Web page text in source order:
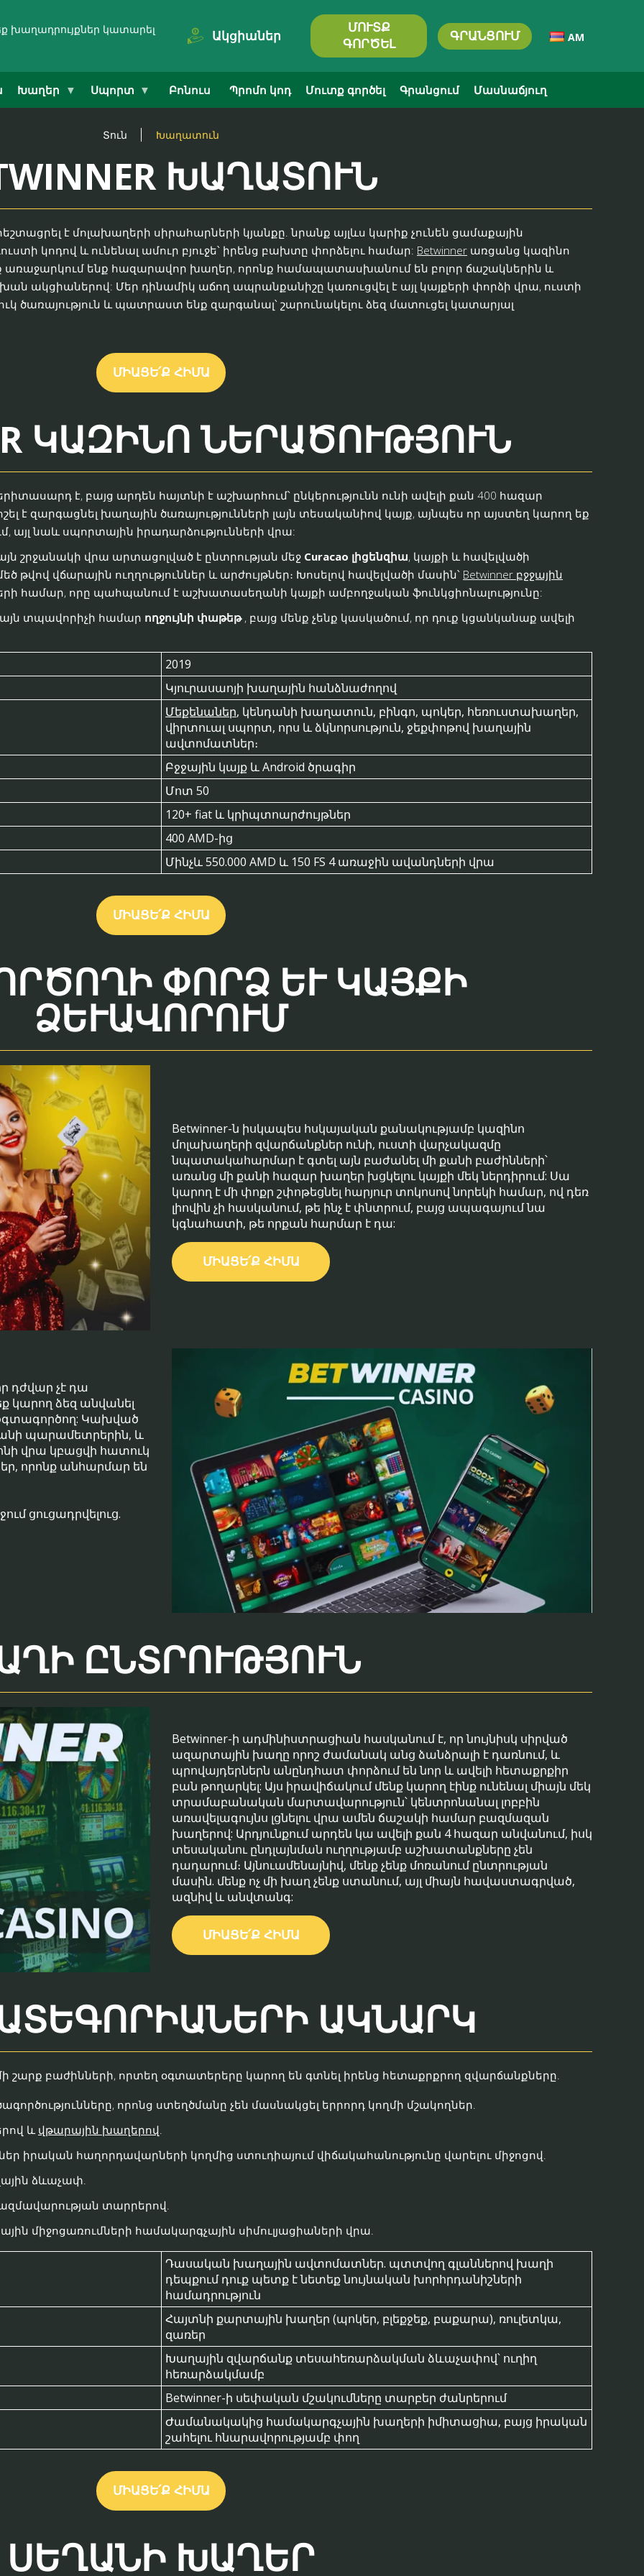
խաղադրույքներ կատարել Ակցիաներ
ՄՈՒՏՔ
ԳՈՐԾԵԼ
ԳՐԱՆՑՈՒՄ AM
Խաղեր Սպորտ Բոնուս Պրոմո կոդ Մուտք գործել Գրանցում Մասնաճյուղ
Տուն Խաղատուն
ԽԱՂԱՏՈՒՆ
է մոլախաղերի սիրահարների կյանքը. նրանք այլևս կարիք չունեն ցամաքային
կոդով և ունենալ ամուր բյուջե՝ իրենց բախտը փորձելու համար: Betwinner առցանց կազինո
առաջարկում ենք հազարավոր խաղեր, որոնք համապատասխանում են բոլոր ճաշակներին և
ակցիաներով: Մեր դինամիկ աճող ապրանքանիշը կառուցվել է այլ կայքերի փորձի վրա, ուստի
ծառայություն և պատրաստ ենք զարգանալ՝ շարունակելու ձեզ մատուցել կատարյալ
ՄԻԱՑԵ՛Ք ՀԻՄԱ
ԿԱԶԻՆՈ ՆԵՐԱԾՈՒԹՅՈՒՆ
է, բայց արդեն հայտնի է աշխարհում՝ ընկերությունն ունի ավելի քան 400 հազար
է զարգացնել խաղային ծառայությունների լայն տեսականիով կայք, այնպես որ այստեղ կարող եք
այլ նաև սպորտային իրադարձությունների վրա:
շրջանակի վրա արտացոլված է ընտրության մեջ Curacao լիցենզիա, կայքի և հավելվածի
թվով վճարային ուղղություններ և արժույթներ։ Խոսելով հավելվածի մասին՝ Betwinner բջջային
համար, որը պահպանում է աշխատասեղանի կայքի ամբողջական ֆունկցիոնալությունը:
տպավորիչի համար ողջույնի փաթեթ , բայց մենք չենք կասկածում, որ դուք կցանկանաք ավելի
2019
Կյուրասաոյի խաղային հանձնաժողով
Մեքենաներ, կենդանի խաղատուն, բինգո, պոկեր, հեռուստախաղեր,
վիրտուալ սպորտ, որս և ձկնորսություն, ջեքփոթով խաղային
ավտոմատներ։
Բջջային կայք և Android ծրագիր
Մոտ 50
120+ fiat և կրիպտոարժույթներ
400 AMD-ից
Մինչև 550.000 AMD և 150 FS 4 առաջին ավանդների վրա
ՄԻԱՑԵ՛Ք ՀԻՄԱ
ՓՈՐՁ ԵՒ ԿԱՅՔԻ Ձ
ԵՒԱՎՈՐՈՒՄ
Betwinner-ն իսկապես հսկայական քանակությամբ կազինո
մոլախաղերի զվարճանքներ ունի, ուստի վարչակազմը
նպատակահարմար է գտել այն բաժանել մի քանի բաժինների՝
առանց մի քանի հազար խաղեր խցկելու կայքի մեկ ներդիրում: Սա
կարող է մի փոքր շփոթեցնել հարյուր տոկոսով նորեկի համար, ով դեռ
լիովին չի հասկանում, թե ինչ է փնտրում, բայց ապագայում նա
կգնահատի, թե որքան հարմար է դա:
ՄԻԱՑԵ՛Ք ՀԻՄԱ
դժվար չէ դա
կարող ձեզ անվանել
Կախված
պարամետրերին, և
վրա կբացվի հատուկ
որոնք անհարմար են
ցուցադրվելուց.
ԸՆՏՐՈՒԹՅՈՒՆ
Betwinner-ի ադմինիստրացիան հասկանում է, որ նույնիսկ սիրված
ազարտային խաղը որոշ ժամանակ անց ձանձրալի է դառնում, և
պրովայդերներն անընդհատ փորձում են նոր և ավելի հետաքրքիր
բան թողարկել: Այս իրավիճակում մենք կարող էինք ունենալ միայն մեկ
տրամաբանական մարտավարություն՝ կենտրոնանալ լոբբին
առավելագույնս լցնելու վրա ամեն ճաշակի համար բազմազան
խաղերով: Արդյունքում արդեն կա ավելի քան 4 հազար անվանում, իսկ
տեսականու ընդլայնման ուղղությամբ աշխատանքները չեն
դադարում։ Այնուամենայնիվ, մենք չենք մոռանում ընտրության
մասին. մենք ոչ մի խաղ չենք ստանում, այլ միայն հավաստագրված,
ազնիվ և անվտանգ:
ՄԻԱՑԵ՛Ք ՀԻՄԱ
ԱԿՆԱՐԿ
շարք բաժինների, որտեղ օգտատերերը կարող են գտնել իրենց հետաքրքրող զվարճանքները.
որոնց ստեղծմանը չեն մասնակցել երրորդ կողմի մշակողներ.
և վթարային խաղերով
իրական հաղորդավարների կողմից ստուդիայում վիճակահանությունը վարելու միջոցով.
ձևաչափ.
տարրերով.
միջոցառումների համակարգչային սիմուլյացիաների վրա.
Դասական խաղային ավտոմատներ. պտտվող գլաններով խաղի
դեպքում դուք պետք է նետեք նույնական խորհրդանիշների
համադրություն
Հայտնի քարտային խաղեր (պոկեր, բլեքջեք, բաքարա), ռուլետկա,
զառեր
Խաղային զվարճանք տեսահեռարձակման ձևաչափով՝ ուղիղ
հեռարձակմամբ
Betwinner-ի սեփական մշակումները տարբեր ժանրերում
Ժամանակակից համակարգչային խաղերի իմիտացիա, բայց իրական
շահելու հնարավորությամբ փող
ՄԻԱՑԵ՛Ք ՀԻՄԱ
ՍԵՂԱՆԻ ԽԱՂԵՐ